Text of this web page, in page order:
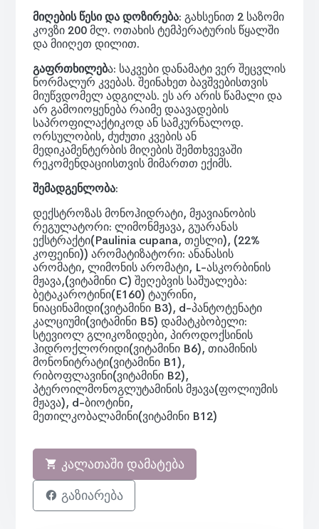
მიღების წესი და დოზირება: გახსენით 2 საზომი
კოვზი 200 მლ. ოთახის ტემპერატურის წყალში
და მიიღეთ დილით.
გაფრთხილება: საკვები დანამატი ვერ შეცვლის
ნორმალურ კვებას. შეინახეთ ბავშვებისთვის
მიუწვდომელ ადგილას. ეს არ არის წამალი და
არ გამოიოყენება რაიმე დაავადების
საპროფილაქტიკოდ ან სამკურნალოდ.
ორსულობის, ძუძუთი კვების ან
მედიკამენტერბის მიღების შემთხვევაში
რეკომენდაციისთვის მიმართთ ექიმს.
შემადგენლობა:
დექსტროზას მონოჰიდრატი, მჟავიანობის
რეგულატორი: ლიმონმჟავა, გუარანას
ექსტრაქტი(Paulinia cupana, თესლი), (22%
კოფეინი)) არომატიზატორი: ანანასის
არომატი, ლიმონის არომატი, L-ასკორბინის
მჟავა,(ვიტამინი C) შეღებვის საშუალება:
ბეტაკაროტინი(E160) ტაურინი,
ნიაცინამიდი(ვიტამინი B3), d-პანტოტენატი
კალციუმი(ვიტამინი B5) დამატკბობელი:
სტევიოლ გლიკოზიდები, პიროდოქსინის
ჰიდროქლორიდი(ვიტამინი B6), თიამინის
მონონიტრატი(ვიტამინი B1),
რიბოფლავინი(ვიტამინი B2),
პტეროილმონოგლუტამინის მჟავა(ფოლიუმის
მჟავა), d-ბიოტინი,
მეთილკობალამინი(ვიტამინი B12)
კალათაში დამატება
გაზიარება